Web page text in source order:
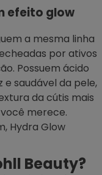
efeito glow
a mesma linha
por ativos
Possuem ácido
saudável da pele,
da cútis mais
merece.
Hydra Glow
Beauty?